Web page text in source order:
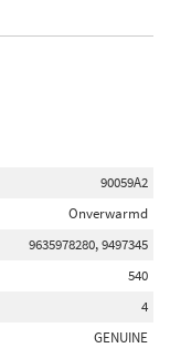
90059A2
Onverwarmd
9635978280, 9497345
540
4
GENUINE